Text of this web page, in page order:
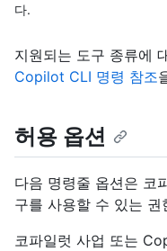
다.
지원되는 도구 종류에
Copilot CLI 명령 참조
허용 옵션
다음 명령줄 옵션은 코
구를 사용할 수 있는 권
코파일럿 사업 또는